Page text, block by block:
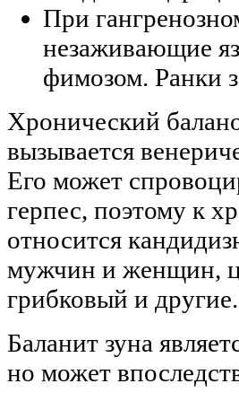
При
незаживающие
фимозом. Ранки
Хронический
вызывается
Его может
герпес, поэтому к
относится
мужчин и женщин,
грибковый и другие.
Баланит зуна
но может